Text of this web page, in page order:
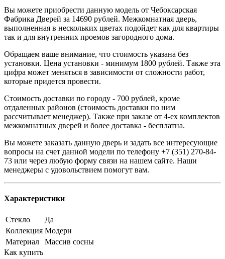
Вы можете приобрести данную модель от Чебоксарская
Фабрика Дверей за 14690 рублей. Межкомнатная дверь,
выполненная в нескольких цветах подойдет как для квартиры
так и для внутренних проемов загородного дома.
Обращаем ваше внимание, что стоимость указана без
установки. Цена установки - минимум 1800 рублей. Также эта
цифра может меняться в зависимости от сложности работ,
которые придется провести.
Стоимость доставки по городу - 700 рублей, кроме
отдаленных районов (стоимость доставки по ним
рассчитывает менеджер). Также при заказе от 4-ех комплектов
межкомнатных дверей и более доставка - бесплатна.
Вы можете заказать данную дверь и задать все интересующие
вопросы на счет данной модели по телефону +7 (351) 270-84-
73 или через любую форму связи на нашем сайте. Наши
менеджеры с удовольствием помогут вам.
Характеристики
Стекло
Да
Коллекция Модерн
Материал
Массив сосны
Как купить